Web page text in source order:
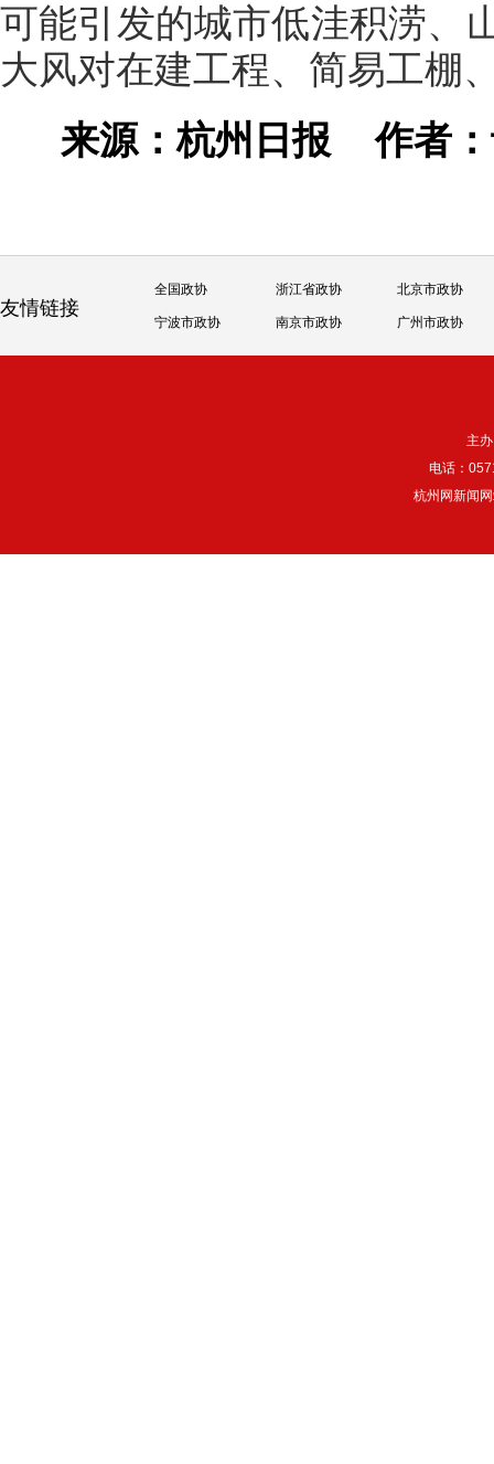
可能引发的城市低洼积涝、
大风对在建工程、简易工棚
来源：杭州日报作者
友情链接
全国政协 浙江省政协 北京市政协
宁波市政协 南京市政协 广州市政协
主
电话：
杭州网新闻